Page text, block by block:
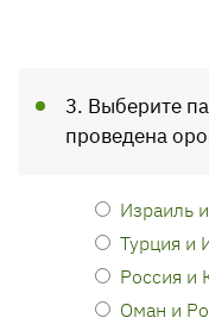
3. Выберите
проведена
Израиль
Турция и
Россия и
Оман и